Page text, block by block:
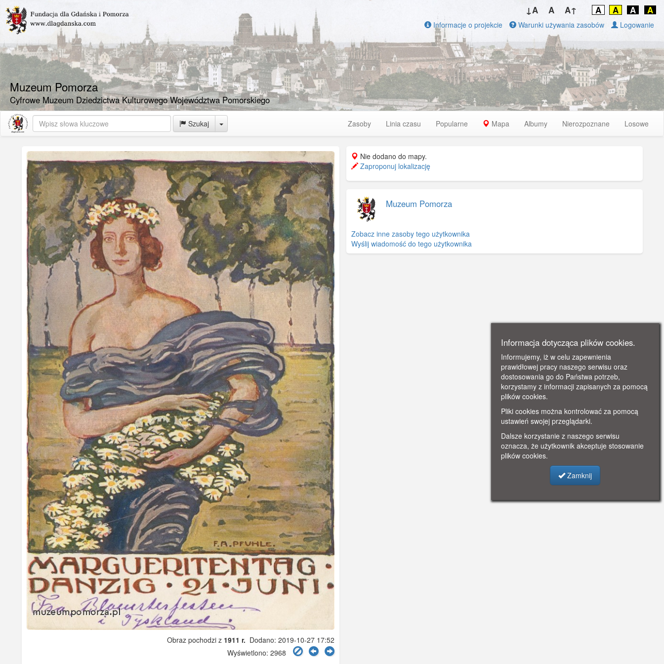
Muzeum Pomorza
Cyfrowe Muzeum Dziedzictwa Kulturowego Województwa Pomorskiego
↓A A A↑ A A A A
Informacje o projekcie Warunki używania zasobów Logowanie
Szukaj Toggle Dropdown Zasoby Linia czasu Popularne Mapa Albumy Nierozpoznane Losowe
Obraz pochodzi z 1911 r. Dodano: 2019-10-27 17:52
Wyświetlono: 2968
Nie dodano do mapy.
Zaproponuj lokalizację
Muzeum Pomorza
Zobacz inne zasoby tego użytkownika
Wyślij wiadomość do tego użytkownika
Informacja dotycząca plików cookies.
Informujemy, iż w celu zapewnienia
prawidłowej pracy naszego serwisu oraz
dostosowania go do Państwa potrzeb,
korzystamy z informacji zapisanych za pomocą
plików cookies.
Pliki cookies można kontrolować za pomocą
ustawień swojej przeglądarki.
Dalsze korzystanie z naszego serwisu
oznacza, że użytkownik akceptuje stosowanie
plików cookies.
Zamknij